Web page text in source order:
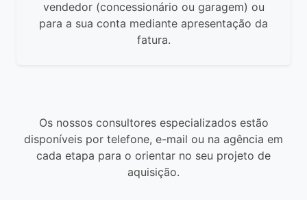
vendedor (concessionário ou garagem) ou
para a sua conta mediante apresentação da
fatura.
Os nossos consultores especializados estão
disponíveis por telefone, e-mail ou na agência em
cada etapa para o orientar no seu projeto de
aquisição.